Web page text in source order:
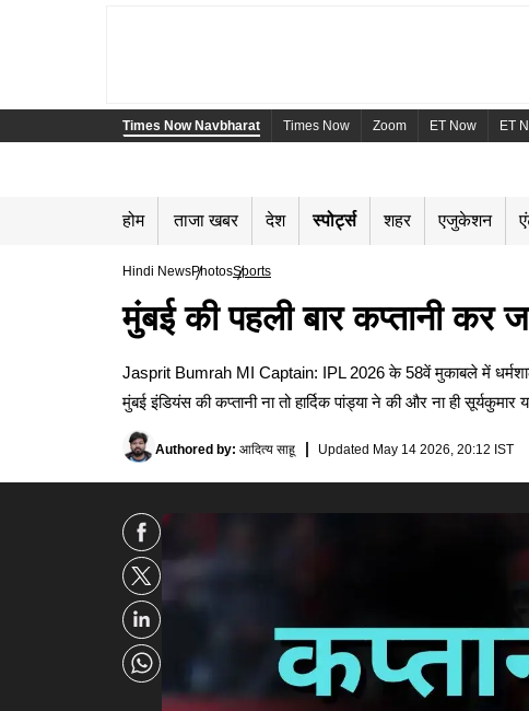
Times Now Navbharat Times Now Zoom ET Now ET
होम ताजा खबर देश स्पोर्ट्स शहर एजुकेशन
Hindi NewsPhotosSports
मुंबई की पहली बार कप्तानी कर
Jasprit Bumrah MI Captain: IPL 2026 के 58वें मुकाबले में
मुंबई इंडियंस की कप्तानी ना तो हार्दिक पांड्या ने की और ना ही
Authored by: आदित्य साहू Updated May 14 2026, 20:12 IST